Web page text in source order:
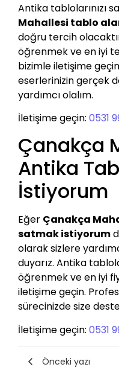
Antika tablolarınızı
Mahallesi tablo
doğru tercih
öğrenmek ve en iyi
bizimle iletişime
eserlerinizin gerçek
yardımcı olalım.
İletişime geçin: 0531
Çanakça
Antika
İstiyorum
Eğer Çanakça
satmak istiyorum
olarak sizlere
duyarız. Antika
öğrenmek ve en iyi
iletişime geçin.
sürecinizde size
İletişime geçin: 0531
Önceki yazı